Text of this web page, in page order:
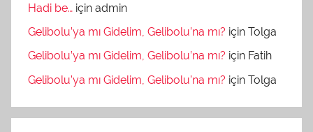
Hadi be… için admin
Gelibolu’ya mı Gidelim, Gelibolu’na mı? için Tolga
Gelibolu’ya mı Gidelim, Gelibolu’na mı? için Fatih
Gelibolu’ya mı Gidelim, Gelibolu’na mı? için Tolga